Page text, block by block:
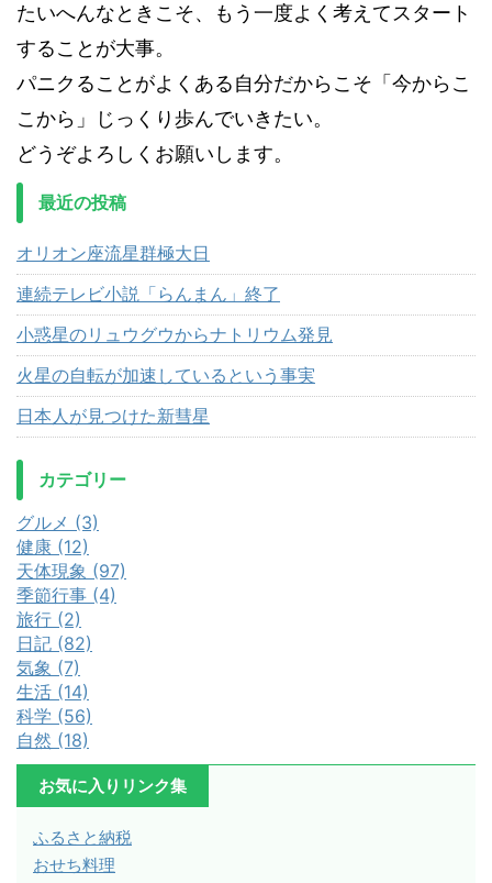
たいへんなときこそ、もう一度よく考えてスタート
することが大事。
パニクることがよくある自分だからこそ「今からこ
こから」じっくり歩んでいきたい。
どうぞよろしくお願いします。
最近の投稿
オリオン座流星群極大日
連続テレビ小説「らんまん」終了
小惑星のリュウグウからナトリウム発見
火星の自転が加速しているという事実
日本人が見つけた新彗星
カテゴリー
グルメ (3)
健康 (12)
天体現象 (97)
季節行事 (4)
旅行 (2)
日記 (82)
気象 (7)
生活 (14)
科学 (56)
自然 (18)
お気に入りリンク集
ふるさと納税
おせち料理